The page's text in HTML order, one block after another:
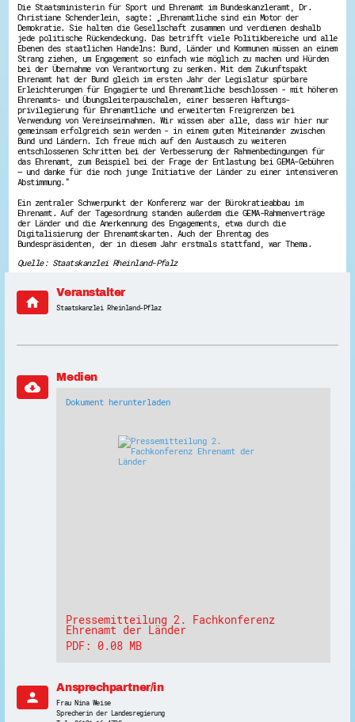
Di@-Lotsen in Hessen
Energiepreiskrise und Ehrenamt
Flüchtlingshilfe + Integration
Generationsübergreifend aktiv
Patenschaftsprojekte
Qualifizierung & Fortbildung
Stiftungen
Vereine, Spenden, Steuern - Gut zu Wissen
Versicherungsschutz
Wissenswertes rund um dein Ehrenamt
Zahlen, Daten, Fakten aus Hessen
Service
Downloads
Kontakt
Impressum
Datenschutz
Erklärung zur Barrierefreiheit
Barriere melden
Die Staatsministerin für Sport und Ehrenamt im Bundeskanzleramt, Dr.
Christiane Schenderlein, sagte: „Ehrenamtliche sind ein Motor der
Demokratie. Sie halten die Gesellschaft zusammen und verdienen deshalb
jede politische Rückendeckung. Das betrifft viele Politikbereiche und alle
Ebenen des staatlichen Handelns: Bund, Länder und Kommunen müssen an einem
Strang ziehen, um Engagement so einfach wie möglich zu machen und Hürden
bei der Übernahme von Verantwortung zu senken. Mit dem Zukunftspakt
Ehrenamt hat der Bund gleich im ersten Jahr der Legislatur spürbare
Erleichterungen für Engagierte und Ehrenamtliche beschlossen - mit höheren
Ehrenamts- und Übungsleiterpauschalen, einer besseren Haftungs-
privilegierung für Ehrenamtliche und erweiterten Freigrenzen bei
Verwendung von Vereinseinnahmen. Wir wissen aber alle, dass wir hier nur
gemeinsam erfolgreich sein werden - in einem guten Miteinander zwischen
Bund und Ländern. Ich freue mich auf den Austausch zu weiteren
entschlossenen Schritten bei der Verbesserung der Rahmenbedingungen für
das Ehrenamt, zum Beispiel bei der Frage der Entlastung bei GEMA-Gebühren
– und danke für die noch junge Initiative der Länder zu einer intensiveren
Abstimmung.“
Ein zentraler Schwerpunkt der Konferenz war der Bürokratieabbau im
Ehrenamt. Auf der Tagesordnung standen außerdem die GEMA-Rahmenverträge
der Länder und die Anerkennung des Engagements, etwa durch die
Digitalisierung der Ehrenamtskarten. Auch der Ehrentag des
Bundespräsidenten, der in diesem Jahr erstmals stattfand, war Thema.
Quelle: Staatskanzlei Rheinland-Pfalz
home
Veranstalter
Staatskanzlei Rheinland-Pflaz
cloud_download
Medien
Dokument herunterladen
Pressemitteilung 2. Fachkonferenz
Ehrenamt der Länder
PDF: 0.08 MB
person
Ansprechpartner/in
Frau Nina Weise
Sprecherin der Landesregierung